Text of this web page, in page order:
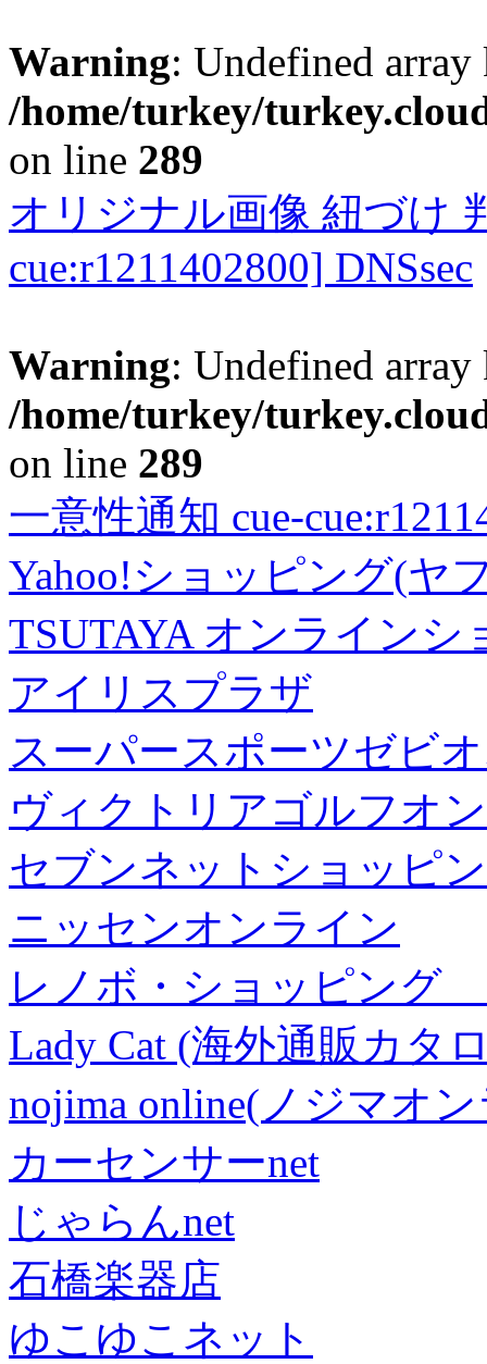
Warning: Undefined
/home/turkey/
on line 289
オリジナル画像 紐づけ
cue:r1211402800] DNSsec
Warning: Undefined
/home/turkey/
on line 289
一意性通知 cue-
Yahoo!ショッピング(ヤ
TSUTAYA オンラインシ
アイリスプラザ
スーパースポーツゼビ
ヴィクトリアゴルフオ
セブンネットショッピ
ニッセンオンライン
レノボ・ショッピング
Lady Cat (海外通販カタ
nojima online(ノジマオ
カーセンサーnet
じゃらんnet
石橋楽器店
ゆこゆこネット